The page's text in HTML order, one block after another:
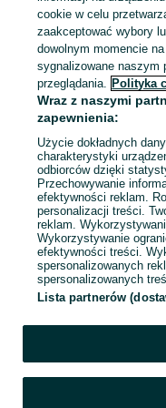
sprzedającym
Zaloguj się / Załóż
Zadzwoń /
cookie w celu
zaakceptować wybory
dowolnym momencie
sygnalizowane naszym
przeglądania. Polityka
Wraz z naszymi
zapewnienia:
Użycie dokładnych
charakterystyki
odbiorców dzięki
Przechowywanie
efektywności reklam.
personalizacji treści.
reklam.
Wykorzystywanie
efektywności treści.
spersonalizowanych
spersonalizowanych
Lista partnerów